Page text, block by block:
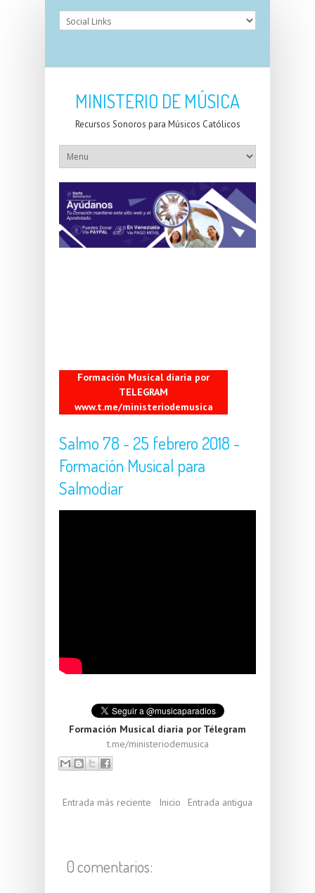
MINISTERIO DE MÚSICA
Recursos Sonoros para Músicos Católicos
Formación Musical diaria por
TELEGRAM
www.t.me/ministeriodemusica
Salmo 78 - 25 febrero 2018 -
Formación Musical para
Salmodiar
Formación Musical diaria por Télegram
t.me/ministeriodemusica
Entrada más reciente Entrada antigua
Inicio
0 comentarios: